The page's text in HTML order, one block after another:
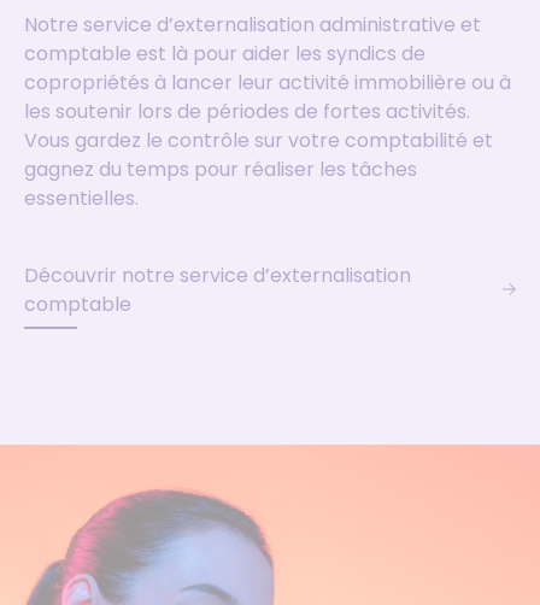
Notre service d’externalisation administrative et
comptable est là pour aider les syndics de
copropriétés à lancer leur activité immobilière ou à
les soutenir lors de périodes de fortes activités.
Vous gardez le contrôle sur votre comptabilité et
gagnez du temps pour réaliser les tâches
essentielles.
Découvrir notre service d’externalisation
comptable